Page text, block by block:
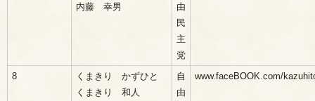
内藤 幸男
由
民
主
党
8
くまきり かずひと
くまきり 和人
自
由
www.faceBOOK.com/